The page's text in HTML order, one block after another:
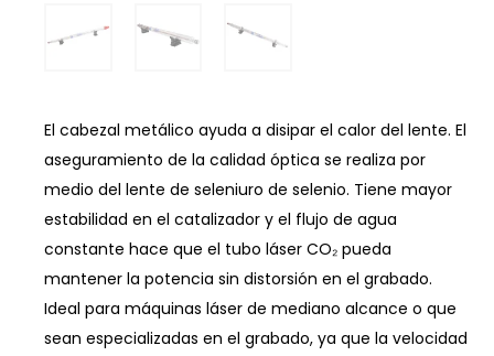
El cabezal metálico ayuda a disipar el calor del lente. El
aseguramiento de la calidad óptica se realiza por
medio del lente de seleniuro de selenio. Tiene mayor
estabilidad en el catalizador y el flujo de agua
constante hace que el tubo láser CO₂ pueda
mantener la potencia sin distorsión en el grabado.
Ideal para máquinas láser de mediano alcance o que
sean especializadas en el grabado, ya que la velocidad